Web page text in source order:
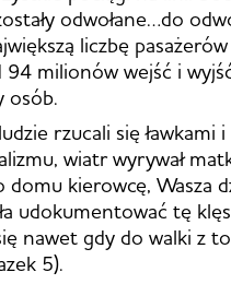
odwołane…do
liczbę
94 milionów wejść i
osób.
rzucali się ławkami
wiatr wyrywał
domu kierowcę, Wasza
udokumentować tę
nawet gdy do walki z
5).